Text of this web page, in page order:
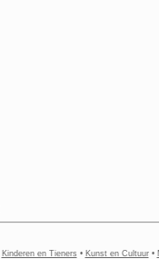
Kinderen en Tieners • Kunst en Cultuur•